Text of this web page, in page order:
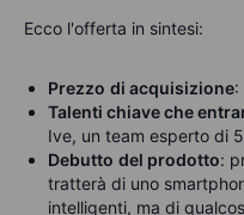
Ecco l'offerta in sintesi:
Prezzo di acquisizione:
Talenti chiave che
Ive, un team esperto di
Debutto del prodotto:
tratterà di uno
intelligenti, ma di